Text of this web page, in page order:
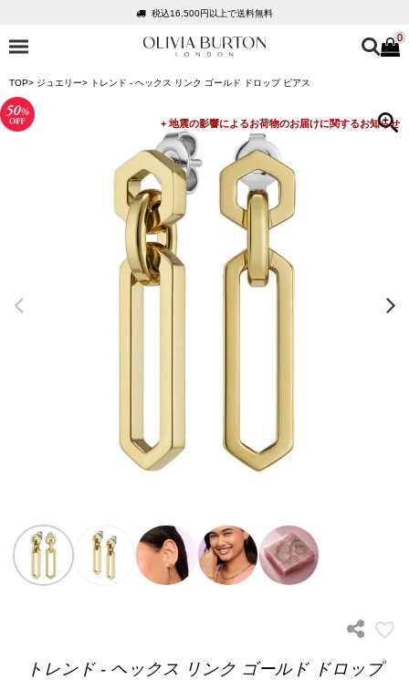
税込16,500円以上で送料無料
会員登録で1,000円分のポイントプレゼント
税込16,500円以上で送料無料
会員登録で1,000円分のポイントプレゼント
公式パッケージでお届け
0
TOP ジュエリー トレンド - ヘックス リンク ゴールド ドロップ ピアス
トレンド - ヘックス リンク ゴールド ドロップ